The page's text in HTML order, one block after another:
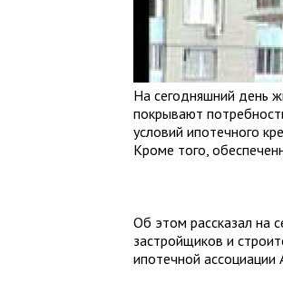
На сегодняшний день
покрывают
условий ипотечного
Кроме того,
Об этом рассказал на
застройщиков и
ипотечной ассоциации